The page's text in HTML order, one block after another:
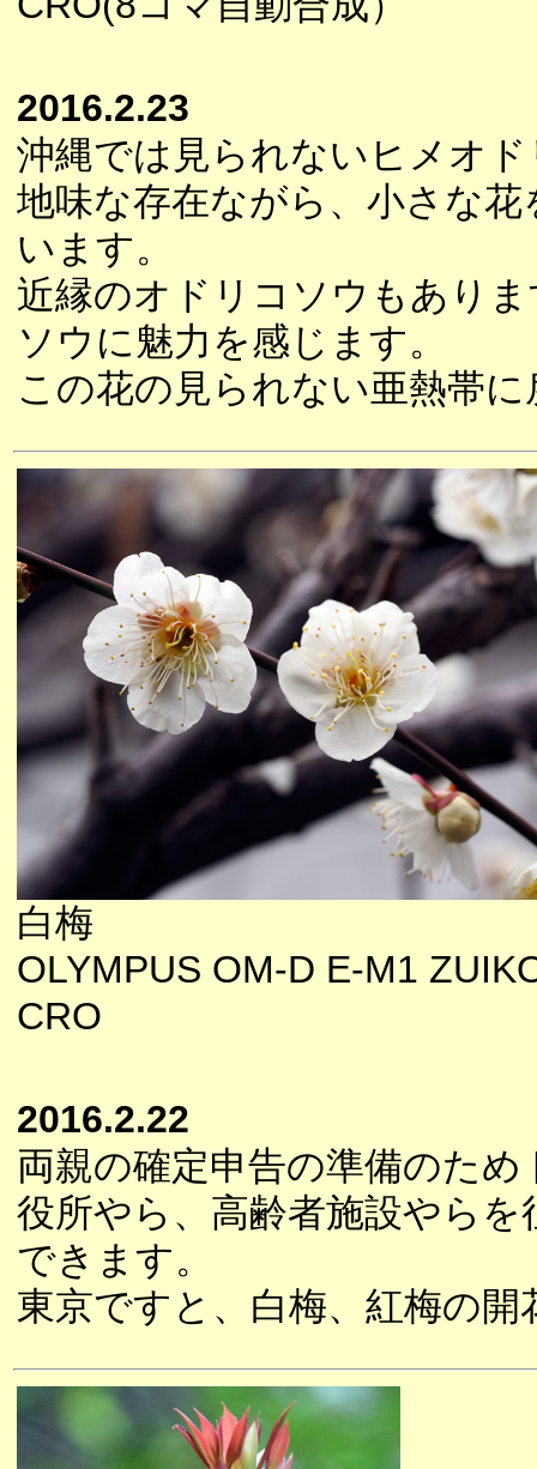
2016.2.23
沖縄では見られないヒメオ
地味な存在ながら、小さな
います。
近縁のオドリコソウもあり
ソウに魅力を感じます。
この花の見られない亜熱帯
白梅
OLYMPUS OM-D E-M1
CRO
2016.2.22
両親の確定申告の準備のた
役所やら、高齢者施設やら
できます。
東京ですと、白梅、紅梅の